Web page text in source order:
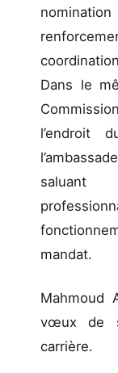
Dans le
l’endroit
saluant
mandat.
Mahmoud
vœux de
carrière.